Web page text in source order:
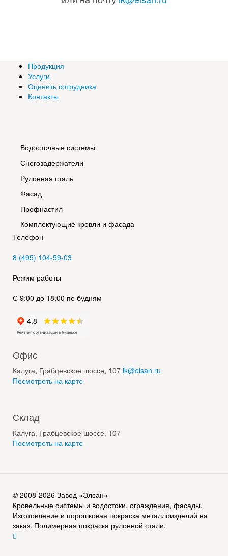
Продукция
Услуги
Оценить сотрудника
Контакты
Водосточные системы
Снегозадержатели
Рулонная сталь
Фасад
Профнастил
Комплектующие кровли и фасада
Телефон
8 (495) 104-59-03
Режим работы
С 9:00 до 18:00 по будням
Офис
Калуга, Грабцевское шоссе, 107 lk@elsan.ru
Посмотреть на карте
Склад
Калуга, Грабцевское шоссе, 107
Посмотреть на карте
© 2008-2026 Завод «Элсан»
Кровельные системы и водостоки, ограждения, фасады.
Изготовление и порошковая покраска металлоизделий на
заказ. Полимерная покраска рулонной стали.